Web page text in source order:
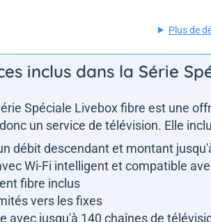
Plus de
inclus dans la Série
Spéciale Livebox fibre est une
un service de télévision. Elle
débit descendant et montant
Wi-Fi intelligent et compatible
fibre inclus
vers les fixes
avec jusqu'à 140 chaînes de